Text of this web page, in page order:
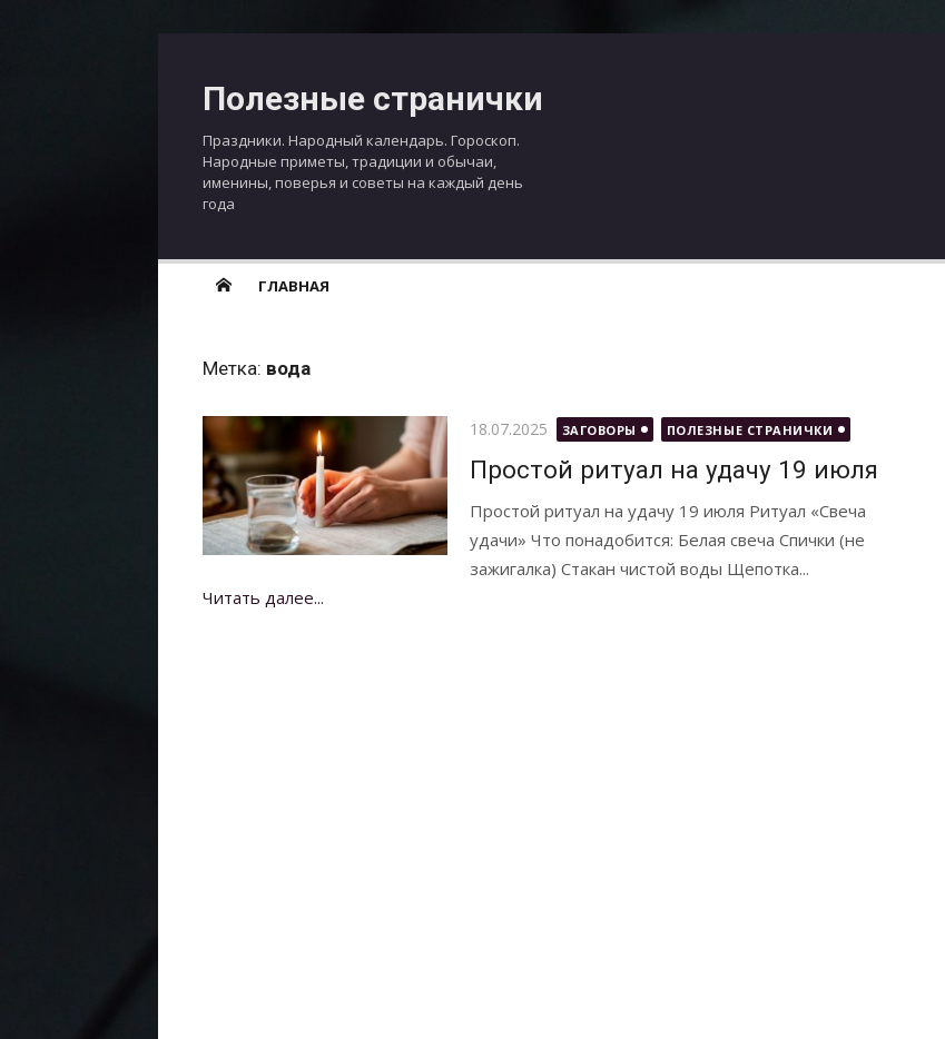
Полезные странички
Праздники. Народный календарь. Гороскоп.
Народные приметы, традиции и обычаи,
именины, поверья и советы на каждый день
года
ГЛАВНАЯ
Метка: вода
Опубликовано
18.07.2025 ЗАГОВОРЫ ПОЛЕЗНЫЕ СТРАНИЧКИ
Простой ритуал на удачу 19 июля
Простой ритуал на удачу 19 июля Ритуал «Свеча
удачи» Что понадобится: Белая свеча Спички (не
зажигалка) Стакан чистой воды Щепотка...
Читать далее...